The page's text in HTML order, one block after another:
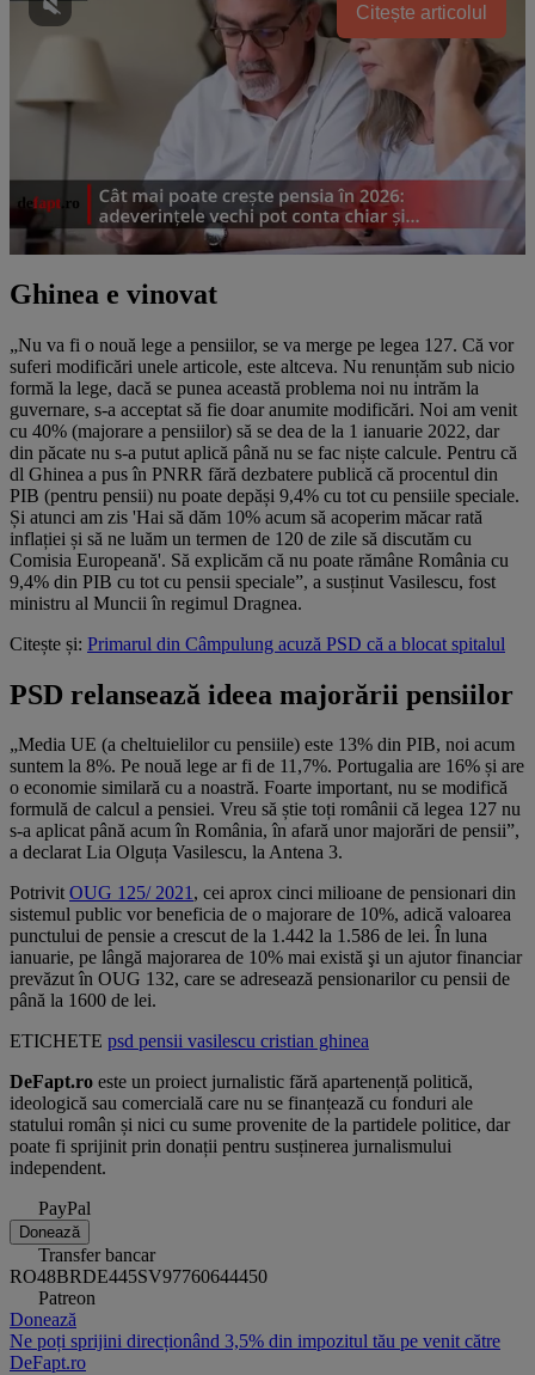
Citește articolul
Ghinea e vinovat
„Nu va fi o nouă lege a pensiilor, se va merge pe legea 127. Că vor
suferi modificări unele articole, este altceva. Nu renunțăm sub nicio
formă la lege, dacă se punea această problema noi nu intrăm la
guvernare, s-a acceptat să fie doar anumite modificări. Noi am venit
cu 40% (majorare a pensiilor) să se dea de la 1 ianuarie 2022, dar
din păcate nu s-a putut aplică până nu se fac niște calcule. Pentru că
dl Ghinea a pus în PNRR fără dezbatere publică că procentul din
PIB (pentru pensii) nu poate depăși 9,4% cu tot cu pensiile speciale.
Și atunci am zis 'Hai să dăm 10% acum să acoperim măcar rată
inflației și să ne luăm un termen de 120 de zile să discutăm cu
Comisia Europeană'. Să explicăm că nu poate rămâne România cu
9,4% din PIB cu tot cu pensii speciale”, a susținut Vasilescu, fost
ministru al Muncii în regimul Dragnea.
Citește și: Primarul din Câmpulung acuză PSD că a blocat spitalul
PSD relansează ideea majorării pensiilor
„Media UE (a cheltuielilor cu pensiile) este 13% din PIB, noi acum
suntem la 8%. Pe nouă lege ar fi de 11,7%. Portugalia are 16% și are
o economie similară cu a noastră. Foarte important, nu se modifică
formulă de calcul a pensiei. Vreu să știe toți românii că legea 127 nu
s-a aplicat până acum în România, în afară unor majorări de pensii”,
a declarat Lia Olguța Vasilescu, la Antena 3.
PotrivitOUG 125/ 2021, cei aprox cinci milioane de pensionari din
sistemul public vor beneficia de o majorare de 10%, adică valoarea
punctului de pensie a crescut de la 1.442 la 1.586 de lei. În luna
ianuarie, pe lângă majorarea de 10% mai există şi un ajutor financiar
prevăzut în OUG 132, care se adresează pensionarilor cu pensii de
până la 1600 de lei.
ETICHETE psd pensii vasilescu cristian ghinea
DeFapt.ro este un proiect jurnalistic fără apartenență politică,
ideologică sau comercială care nu se finanțează cu fonduri ale
statului român și nici cu sume provenite de la partidele politice, dar
poate fi sprijinit prin donații pentru susținerea jurnalismului
independent.
PayPal
Donează
Transfer bancar
RO48BRDE445SV97760644450
Patreon
Donează
Ne poți sprijini direcționând 3,5% din impozitul tău pe venit către
DeFapt.ro